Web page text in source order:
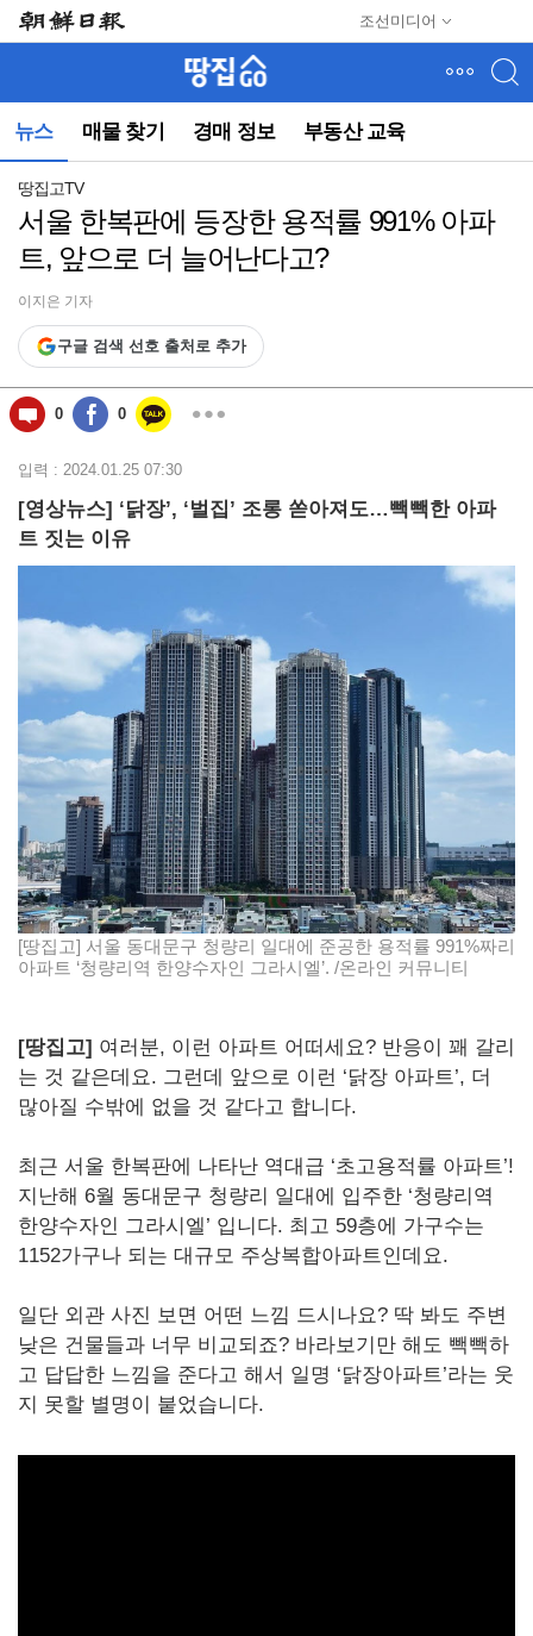
조선미디어
뉴스 매물 찾기 경매 정보 부동산 교육
뉴
(컨
동)
땅집고TV
서울 한복판에 등장한 용적률 991% 아파
트, 앞으로 더 늘어난다고?
이지은 기자
구글 검색 선호 출처로 추가
0 0
입력 : 2024.01.25 07:30
[영상뉴스] ‘닭장’, ‘벌집’ 조롱 쏟아져도…빽빽한 아파
트 짓는 이유
[땅집고] 서울 동대문구 청량리 일대에 준공한 용적률 991%짜리
아파트 ‘청량리역 한양수자인 그라시엘’. /온라인 커뮤니티
[땅집고] 여러분, 이런 아파트 어떠세요? 반응이 꽤 갈리
는 것 같은데요. 그런데 앞으로 이런 ‘닭장 아파트’, 더
많아질 수밖에 없을 것 같다고 합니다.
최근 서울 한복판에 나타난 역대급 ‘초고용적률 아파트’!
지난해 6월 동대문구 청량리 일대에 입주한 ‘청량리역
한양수자인 그라시엘’ 입니다. 최고 59층에 가구수는
1152가구나 되는 대규모 주상복합아파트인데요.
일단 외관 사진 보면 어떤 느낌 드시나요? 딱 봐도 주변
낮은 건물들과 너무 비교되죠? 바라보기만 해도 빽빽하
고 답답한 느낌을 준다고 해서 일명 ‘닭장아파트’라는 웃
지 못할 별명이 붙었습니다.